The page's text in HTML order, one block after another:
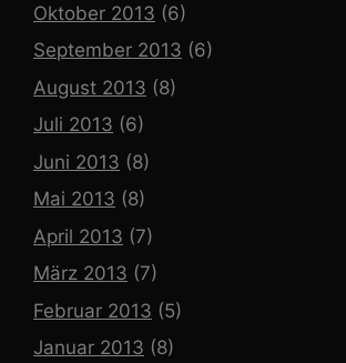
Oktober 2013 (6)
September 2013 (6)
August 2013 (8)
Juli 2013 (6)
Juni 2013 (8)
Mai 2013 (8)
April 2013 (7)
März 2013 (7)
Februar 2013 (5)
Januar 2013 (8)